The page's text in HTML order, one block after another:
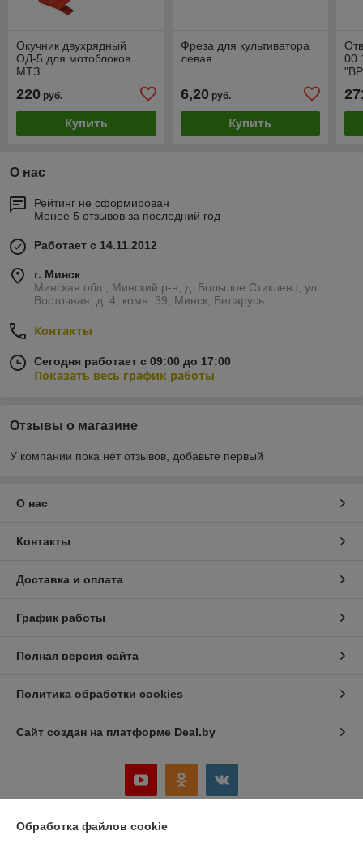
Окучник двухрядный
ОД-5 для мотоблоков
МТЗ
220 руб.
Купить
Фреза для культиватора
левая
6,20руб.
Купить
О нас
Рейтинг не сформирован
Менее 5 отзывов за последний год
Работает с 14.11.2012
г. Минск
Минская обл., Минский р-н, д. Большое Стиклево, ул.
Восточная, д. 4, комн. 39, Минск, Беларусь
Контакты
Сегодня работает с 09:00 до 17:00
Показать весь график работы
Отзывы о магазине
У компании пока нет отзывов, добавьте первый
О нас
Контакты
Доставка и оплата
График работы
Полная версия сайта
Политика обработки cookies
Сайт создан на платформе Deal.by
Обработка файлов cookie